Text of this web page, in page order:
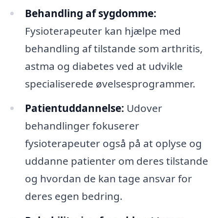
Behandling af sygdomme:
Fysioterapeuter kan hjælpe med
behandling af tilstande som arthritis,
astma og diabetes ved at udvikle
specialiserede øvelsesprogrammer.
Patientuddannelse: Udover
behandlinger fokuserer
fysioterapeuter også på at oplyse og
uddanne patienter om deres tilstande
og hvordan de kan tage ansvar for
deres egen bedring.